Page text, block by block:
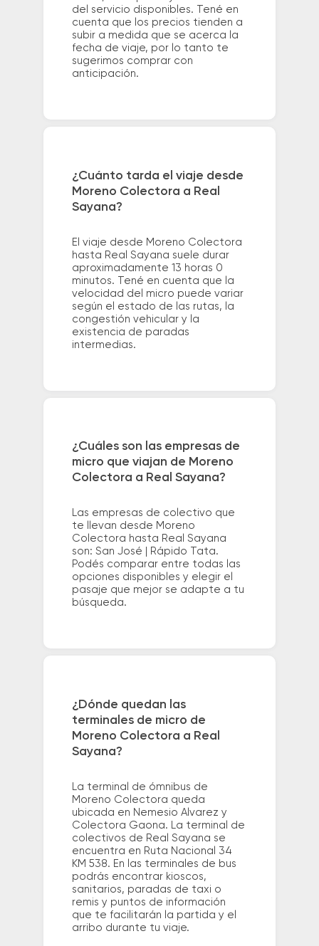
del servicio disponibles. Tené en
cuenta que los precios tienden a
subir a medida que se acerca la
fecha de viaje, por lo tanto te
sugerimos comprar con
anticipación.
¿Cuánto tarda el viaje desde
Moreno Colectora a Real
Sayana?
El viaje desde Moreno Colectora
hasta Real Sayana suele durar
aproximadamente 13 horas 0
minutos. Tené en cuenta que la
velocidad del micro puede variar
según el estado de las rutas, la
congestión vehicular y la
existencia de paradas
intermedias.
¿Cuáles son las empresas de
micro que viajan de Moreno
Colectora a Real Sayana?
Las empresas de colectivo que
te llevan desde Moreno
Colectora hasta Real Sayana
son: San José | Rápido Tata.
Podés comparar entre todas las
opciones disponibles y elegir el
pasaje que mejor se adapte a tu
búsqueda.
¿Dónde quedan las
terminales de micro de
Moreno Colectora a Real
Sayana?
La terminal de ómnibus de
Moreno Colectora queda
ubicada en Nemesio Alvarez y
Colectora Gaona. La terminal de
colectivos de Real Sayana se
encuentra en Ruta Nacional 34
KM 538. En las terminales de bus
podrás encontrar kioscos,
sanitarios, paradas de taxi o
remis y puntos de información
que te facilitarán la partida y el
arribo durante tu viaje.